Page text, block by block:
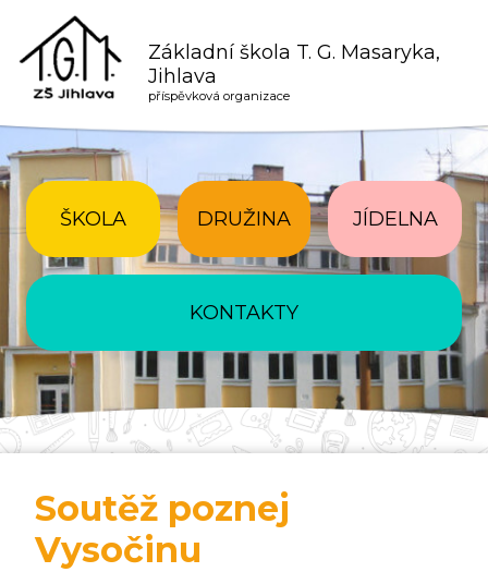
Základní škola T. G. Masaryka,
Jihlava
příspěvková organizace
ŠKOLA DRUŽINA JÍDELNA
KONTAKTY
Soutěž poznej
Vysočinu